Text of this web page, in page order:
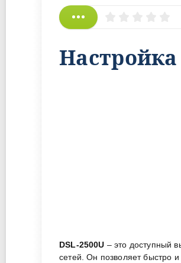
Настройка
DSL-2500U – это доступный
сетей. Он позволяет быстро